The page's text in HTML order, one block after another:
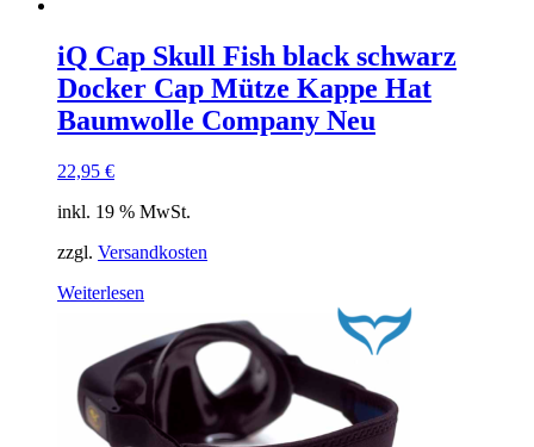
iQ Cap Skull Fish black schwarz
Docker Cap Mütze Kappe Hat
Baumwolle Company Neu
22,95 €
inkl. 19 % MwSt.
zzgl. Versandkosten
Weiterlesen